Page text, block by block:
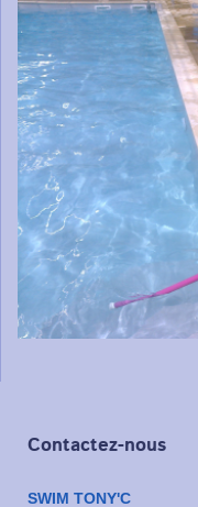
Contactez-nous
SWIM TONY'C